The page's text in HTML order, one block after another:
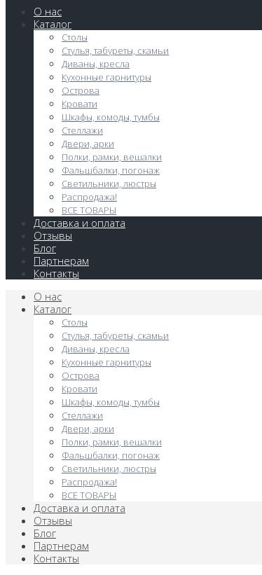
О нас
Каталог
Столы
Стулья, табуреты, скамьи
Диваны, кресла
Кухонные гарнитуры
Острова
Кровати
Шкафы, комоды, тумбы
Стеллажи
Двери, арки
Полки, рамки, вешалки
Фальшбалки, погонаж
Светильники, люстры
Распродажа!
ВСЕ ТОВАРЫ
Доставка и оплата
Отзывы
Блог
Партнерам
Контакты
О нас
Каталог
Столы
Стулья, табуреты, скамьи
Диваны, кресла
Кухонные гарнитуры
Острова
Кровати
Шкафы, комоды, тумбы
Стеллажи
Двери, арки
Полки, рамки, вешалки
Фальшбалки, погонаж
Светильники, люстры
Распродажа!
ВСЕ ТОВАРЫ
Доставка и оплата
Отзывы
Блог
Партнерам
Контакты